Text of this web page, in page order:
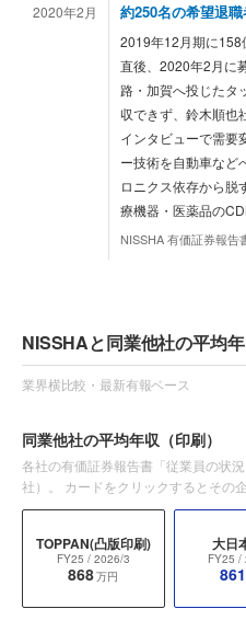
2020年2月 約250名の希望退
2019年12月期に158
直後、2020年2月に
路・加賀へ投じたタ
収できず、鈴木順也
インタビューで需要
ー技術を自動車など
ロニクス依存から脱
療機器・医薬品の
NISSHA 有価証券報告
NISSHAと同業他社の平均
業界横比較・最新有報ベース
同業他社の平均年収 （印刷）
各社の有価証券報告書「従業員の状
社）。 カードをクリックするとその
TOPPAN(凸版印刷)
FY25 / 2026/3
868万円
大日
FY25 /
861